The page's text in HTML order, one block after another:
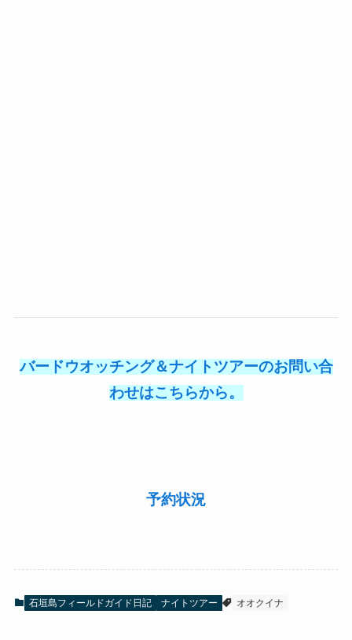
バードウオッチング＆ナイトツアーのお問い合
わせはこちらから。
予約状況
石垣島フィールドガイド日記 ナイトツアー オオクイナ